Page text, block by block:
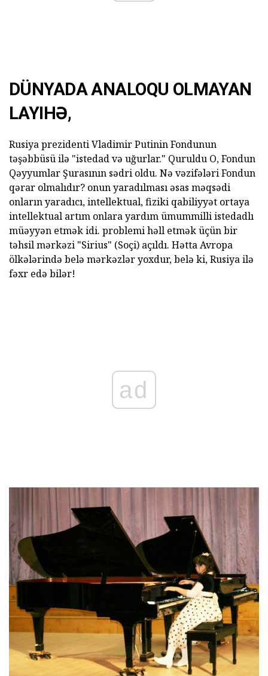
DÜNYADA ANALOQU OLMAYAN
LAYIHƏ,
Rusiya prezidenti Vladimir Putinin Fondunun
təşəbbüsü ilə "istedad və uğurlar." Quruldu O, Fondun
Qəyyumlar Şurasının sədri oldu. Nə vəzifələri Fondun
qərar olmalıdır? onun yaradılması əsas məqsədi
onların yaradıcı, intellektual, fiziki qabiliyyət ortaya
intellektual artım onlara yardım ümummilli istedadlı
müəyyən etmək idi. problemi həll etmək üçün bir
təhsil mərkəzi "Sirius" (Soçi) açıldı. Hətta Avropa
ölkələrində belə mərkəzlər yoxdur, belə ki, Rusiya ilə
fəxr edə bilər!
ad